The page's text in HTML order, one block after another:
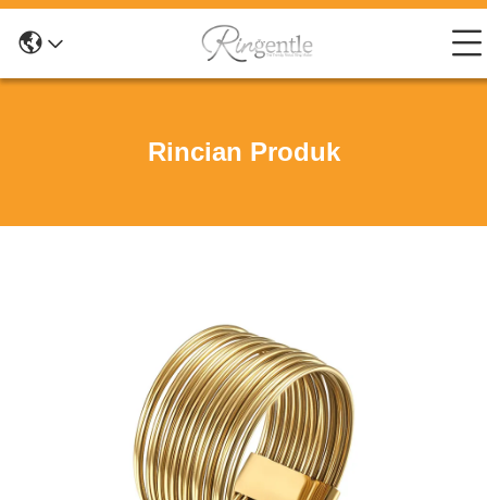
Rincian Produk